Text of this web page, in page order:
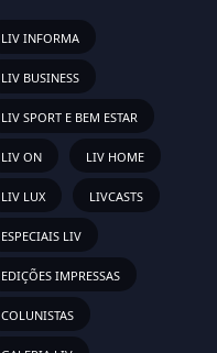
LIV INFORMA
LIV BUSINESS
LIV SPORT E BEM ESTAR
LIV ON LIV HOME
LIV LUX LIVCASTS
ESPECIAIS LIV
EDIÇÕES IMPRESSAS
COLUNISTAS